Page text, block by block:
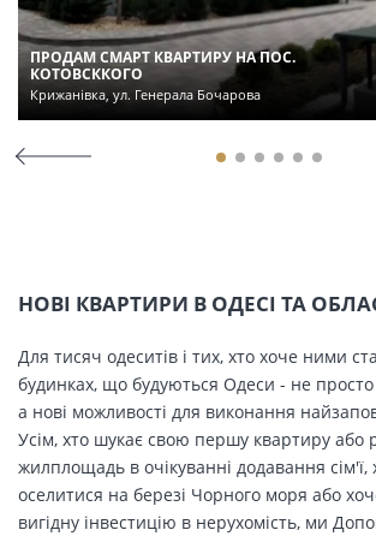
ПРОДАМ СМАРТ КВАРТИРУ НА ПОС.
КОТОВСККОГО
Крижанівка, ул. Генерала Бочарова
НОВІ КВАРТИРИ В ОДЕСІ ТА
Для тисяч одеситів і тих, хто хоче ними
будинках, що будуються Одеси - не
а нові можливості для виконання
Усім, хто шукає свою першу квартиру
жилплощадь в очікуванні додавання сім'ї,
оселитися на березі Чорного моря або
вигідну інвестицію в нерухомість, ми